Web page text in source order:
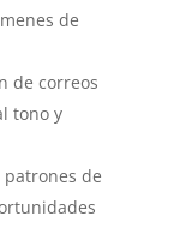
de
de correos
tono y
de